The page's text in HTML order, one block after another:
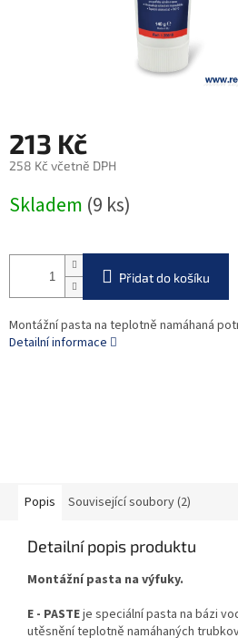
213 Kč
258 Kč včetně DPH
cena:
Skladem (9 ks)
Přidat do košíku
Montážní pasta na teplotně namáhaná
Detailní informace
Popis Související soubory (2)
Detailní popis produktu
Montážní pasta na výfuky.
E - PASTEje speciální pasta na bázi
utěsnění teplotně namáhaných